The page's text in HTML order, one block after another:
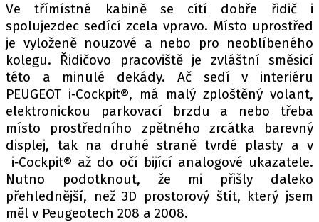
Ve třímístné kabině se cítí dobře řidič i
spolujezdec sedící zcela vpravo. Místo uprostřed
je vyloženě nouzové a nebo pro neoblíbeného
kolegu. Řidičovo pracoviště je zvláštní směsicí
této a minulé dekády. Ač sedí v interiéru
PEUGEOT i‑Cockpit®, má malý zploštěný volant,
elektronickou parkovací brzdu a nebo třeba
místo prostředního zpětného zrcátka barevný
displej, tak na druhé straně tvrdé plasty a v
i‑Cockpit® až do očí bijící analogové ukazatele.
Nutno podotknout, že mi přišly daleko
přehlednější, než 3D prostorový štít, který jsem
měl v Peugeotech 208 a 2008.